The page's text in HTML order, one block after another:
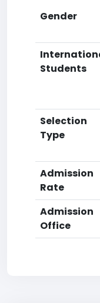
Gender
Students
Selection
Type
Admission
Rate
Admission
Office